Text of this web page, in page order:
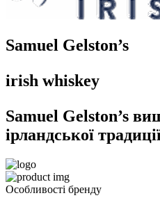
Samuel Gelston’s
irish whiskey
Samuel Gelston’s
ірландської
Особливості бренду